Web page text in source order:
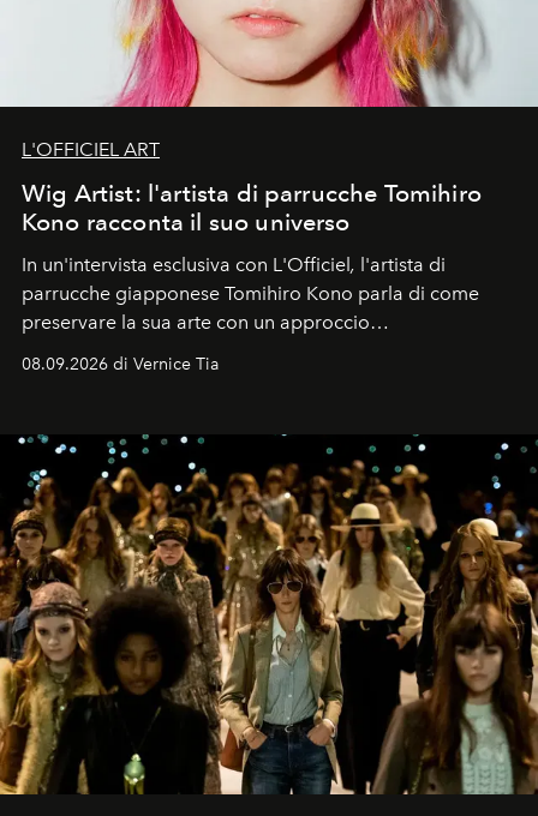
L'OFFICIEL ART
Wig Artist: l'artista di parrucche Tomihiro
Kono racconta il suo universo
In un'intervista esclusiva con L'Officiel, l'artista di
parrucche giapponese Tomihiro Kono parla di come
preservare la sua arte con un approccio
08.09.2026 di Vernice Tia